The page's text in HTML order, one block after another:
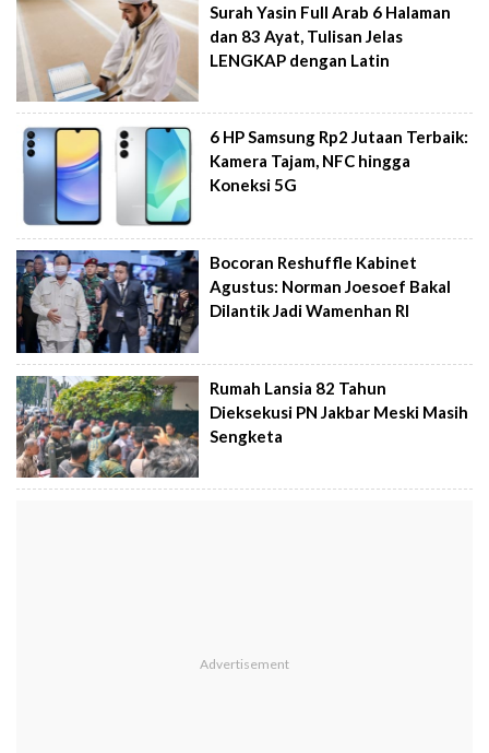
Surah Yasin Full Arab 6 Halaman
dan 83 Ayat, Tulisan Jelas
LENGKAP dengan Latin
6 HP Samsung Rp2 Jutaan Terbaik:
Kamera Tajam, NFC hingga
Koneksi 5G
Bocoran Reshuffle Kabinet
Agustus: Norman Joesoef Bakal
Dilantik Jadi Wamenhan RI
Rumah Lansia 82 Tahun
Dieksekusi PN Jakbar Meski Masih
Sengketa